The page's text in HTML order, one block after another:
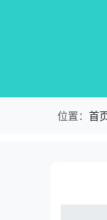
位置： 首